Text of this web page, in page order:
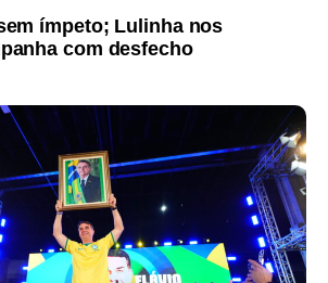
ímpeto; Lulinha nos
com desfecho